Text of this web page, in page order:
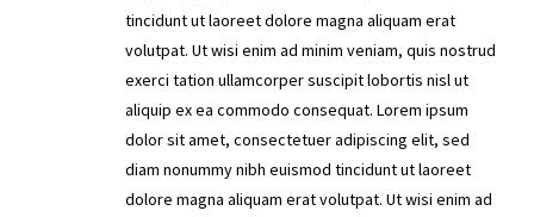
tincidunt ut laoreet dolore magna aliquam erat
volutpat. Ut wisi enim ad minim veniam, quis nostrud
exerci tation ullamcorper suscipit lobortis nisl ut
aliquip ex ea commodo consequat. Lorem ipsum
dolor sit amet, consectetuer adipiscing elit, sed
diam nonummy nibh euismod tincidunt ut laoreet
dolore magna aliquam erat volutpat. Ut wisi enim ad